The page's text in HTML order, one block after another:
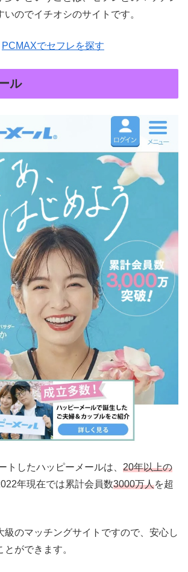
いのでイチオシのサイトです。
PCMAXでセフレを探す
ル
トしたハッピーメールは、 20年以上の
年現在では累計会員数3000万人を超
級のマッチングサイトですので、安心し
ができます。